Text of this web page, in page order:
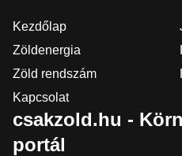
Kezdőlap
Zöldenergia
Zöld rendszám
Kapcsolat
csakzold.hu -
portál